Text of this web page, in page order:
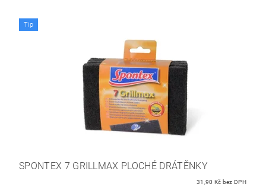
Tip
SPONTEX 7 GRILLMAX PLOCHÉ DRÁTĚNKY
31,90 Kč bez DPH